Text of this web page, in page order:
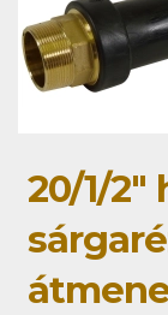
20/1/2"